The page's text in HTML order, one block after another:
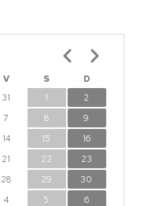
V S
D
31 1
2
7 8
9
14 15
16
21 22
23
28 29
30
4 5 6
Paginación